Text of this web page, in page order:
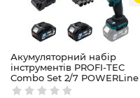
Акумуляторний набір
інструментів PROFI-TEC
Combo Set 2/7 POWERLine
(DGA201BL, DTW500BL)